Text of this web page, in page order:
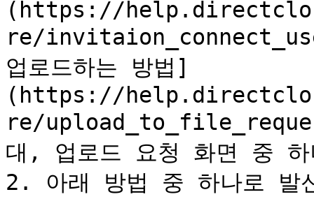
(https://
re/
업로드하는 방법]
(https://
re/
대, 업로드 요청 화면 중 하
2. 아래 방법 중 하나로 발